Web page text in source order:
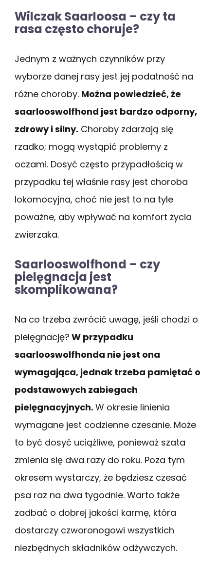
Wilczak Saarloosa – czy ta
rasa często choruje?
Jednym z ważnych czynników przy
wyborze danej rasy jest jej podatność na
różne choroby. Można powiedzieć, że
saarlooswolfhond jest bardzo odporny,
zdrowy i silny. Choroby zdarzają się
rzadko; mogą wystąpić problemy z
oczami. Dosyć często przypadłością w
przypadku tej właśnie rasy jest choroba
lokomocyjna, choć nie jest to na tyle
poważne, aby wpływać na komfort życia
zwierzaka.
Saarlooswolfhond – czy
pielęgnacja jest
skomplikowana?
Na co trzeba zwrócić uwagę, jeśli chodzi o
pielęgnację? W przypadku
saarlooswolfhonda nie jest ona
wymagająca, jednak trzeba pamiętać o
podstawowych zabiegach
pielęgnacyjnych. W okresie linienia
wymagane jest codzienne czesanie. Może
to być dosyć uciążliwe, ponieważ szata
zmienia się dwa razy do roku. Poza tym
okresem wystarczy, że będziesz czesać
psa raz na dwa tygodnie. Warto także
zadbać o dobrej jakości karmę, która
dostarczy czworonogowi wszystkich
niezbędnych składników odżywczych.